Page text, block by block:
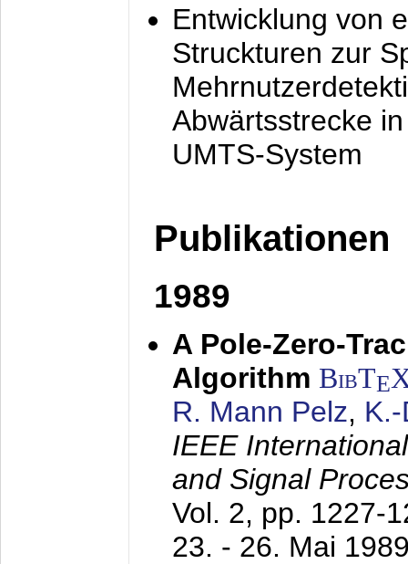
Entwicklung von
Struckturen zur
Abwärtsstrecke
UMTS-System
Publikationen
1989
A Pole-Zero-
Algorithm BibTE
R. Mann Pelz,
IEEE
and Signal
Vol. 2, pp. 1227-
23. - 26. Mai